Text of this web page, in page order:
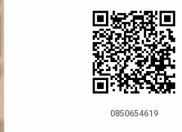
0850654619